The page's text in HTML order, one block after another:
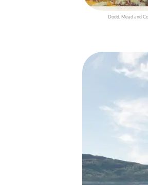
Dodd, Mead and